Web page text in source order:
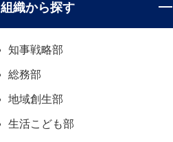
組織から探す
知事戦略部
総務部
地域創生部
生活こども部